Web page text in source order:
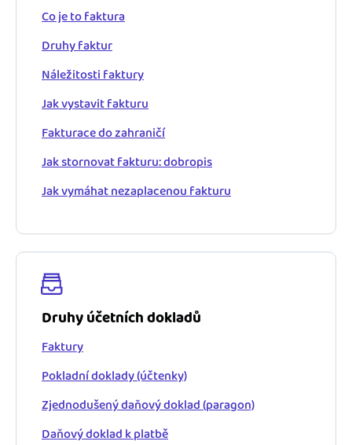
Co je to faktura
Druhy faktur
Náležitosti faktury
Jak vystavit fakturu
Fakturace do zahraničí
Jak stornovat fakturu: dobropis
Jak vymáhat nezaplacenou fakturu
Druhy účetních dokladů
Faktury
Pokladní doklady (účtenky)
Zjednodušený daňový doklad (paragon)
Daňový doklad k platbě